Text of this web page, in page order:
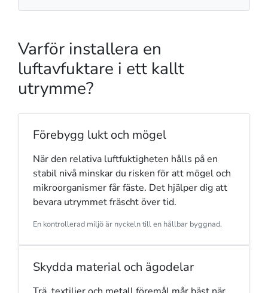
Varför installera en
luftavfuktare i ett kallt
utrymme?
Förebygg lukt och mögel
När den relativa luftfuktigheten hålls på en
stabil nivå minskar du risken för att mögel och
mikroorganismer får fäste. Det hjälper dig att
bevara utrymmet fräscht över tid.
En kontrollerad miljö är nyckeln till en hållbar byggnad.
Skydda material och ägodelar